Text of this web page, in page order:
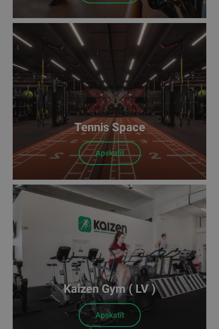
Tennis Space
Apskatīt
Kaizen Gym ( LV )
Apskatīt